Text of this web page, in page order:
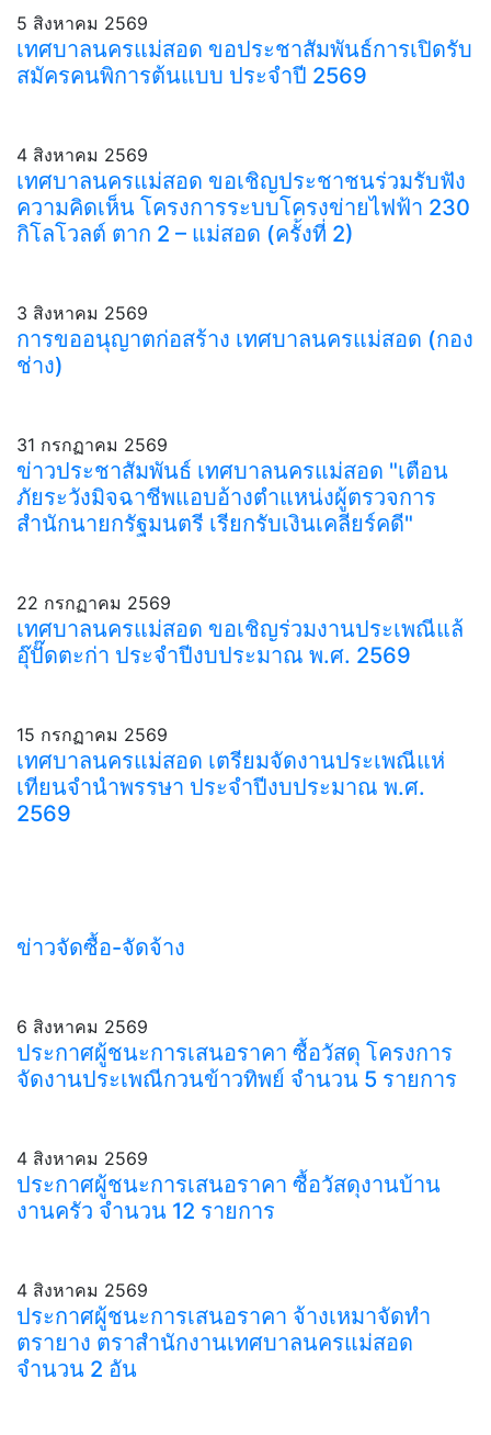
5 สิงหาคม 2569
เทศบาลนครแม่สอด ขอประชาสัมพันธ์การเปิดรับ
สมัครคนพิการต้นแบบ ประจำปี 2569
4 สิงหาคม 2569
เทศบาลนครแม่สอด ขอเชิญประชาชนร่วมรับฟัง
ความคิดเห็น โครงการระบบโครงข่ายไฟฟ้า 230
กิโลโวลต์ ตาก 2 – แม่สอด (ครั้งที่ 2)
3 สิงหาคม 2569
การขออนุญาตก่อสร้าง เทศบาลนครแม่สอด (กอง
ช่าง)
31 กรกฏาคม 2569
ข่าวประชาสัมพันธ์ เทศบาลนครแม่สอด "เตือน
ภัยระวังมิจฉาชีพแอบอ้างตำแหน่งผู้ตรวจการ
สำนักนายกรัฐมนตรี เรียกรับเงินเคลียร์คดี"
22 กรกฏาคม 2569
เทศบาลนครแม่สอด ขอเชิญร่วมงานประเพณีแล้
อุ๊ปั๊ดตะก่า ประจำปีงบประมาณ พ.ศ. 2569
15 กรกฏาคม 2569
เทศบาลนครแม่สอด เตรียมจัดงานประเพณีแห่
เทียนจำนำพรรษา ประจำปีงบประมาณ พ.ศ.
2569
ข่าวจัดซื้อ-จัดจ้าง
6 สิงหาคม 2569
ประกาศผู้ชนะการเสนอราคา ซื้อวัสดุ โครงการ
จัดงานประเพณีกวนข้าวทิพย์ จำนวน 5 รายการ
4 สิงหาคม 2569
ประกาศผู้ชนะการเสนอราคา ซื้อวัสดุงานบ้าน
งานครัว จำนวน 12 รายการ
4 สิงหาคม 2569
ประกาศผู้ชนะการเสนอราคา จ้างเหมาจัดทำ
ตรายาง ตราสำนักงานเทศบาลนครแม่สอด
จำนวน 2 อัน